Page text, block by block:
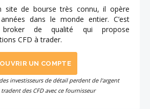
site de bourse très connu, il opère
dans le monde entier. C’est
de qualité qui propose
CFD à trader.
OUVRIR UN COMPTE
investisseurs de détail perdent de l'argent
des CFD avec ce fournisseur